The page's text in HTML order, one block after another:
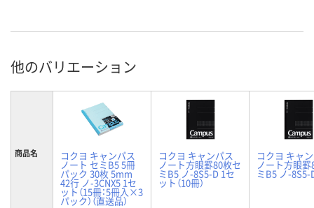
他のバリエーション
商品名 コクヨ キャンパス
ノート セミB5 5冊
パック 30枚 5mm
42行 ノ-3CNX5 1セ
ット（15冊：5冊入×3
パック）（直送品）
コクヨ キャンパス
ノート方眼罫80枚セ
ミB5 ノ-8S5-D 1セ
ット（10冊）
コクヨ キャ
ノート方眼
ミB5 ノ-8S5-